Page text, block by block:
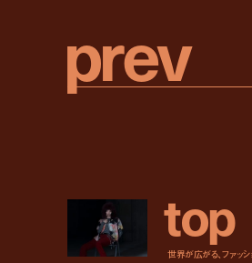
prev
top
世界が広がる、ファッ